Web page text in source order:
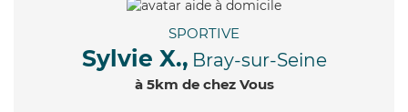
SPORTIVE
Sylvie X., Bray-sur-Seine
à 5km de chez Vous